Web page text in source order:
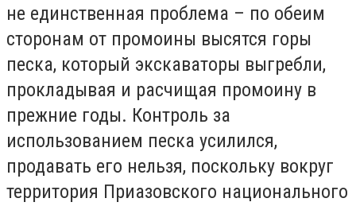
не единственная проблема – по обеим
сторонам от промоины высятся горы
песка, который экскаваторы выгребли,
прокладывая и расчищая промоину в
прежние годы. Контроль за
использованием песка усилился,
продавать его нельзя, поскольку вокруг
территория Приазовского национального